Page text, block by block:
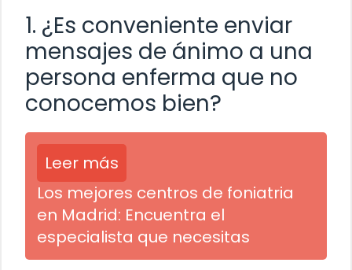
1. ¿Es conveniente enviar
mensajes de ánimo a una
persona enferma que no
conocemos bien?
Leer más
Los mejores centros de foniatria
en Madrid: Encuentra el
especialista que necesitas